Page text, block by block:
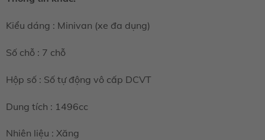
Kiểu dáng : Minivan (xe đa dụng)
Số chỗ : 7 chỗ
Hộp số : Số tự động vô cấp DCVT
Dung tích : 1496cc
Nhiên liệu : Xăng